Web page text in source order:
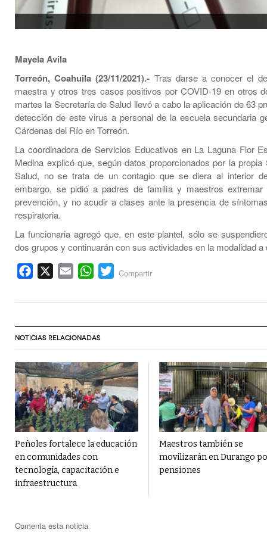
Mayela Avila
Torreón, Coahuila (23/11/2021).- Tras darse a conocer el
maestra y otros tres casos positivos por COVID-19 en otros
martes la Secretaría de Salud llevó a cabo la aplicación de 63
detección de este virus a personal de la escuela secundaria
Cárdenas del Río en Torreón.
La coordinadora de Servicios Educativos en La Laguna Flor
Medina explicó que, según datos proporcionados por la propia
Salud, no se trata de un contagio que se diera al interior
embargo, se pidió a padres de familia y maestros
prevención, y no acudir a clases ante la presencia de
respiratoria.
La funcionaria agregó que, en este plantel, sólo se
dos grupos y continuarán con sus actividades en la modalidad a
Facebook Email WhatsApp
Twitter
Compartir
NOTICIAS RELACIONADAS
Peñoles fortalece la educación
en comunidades con
tecnología, capacitación e
infraestructura
Maestros también se
movilizarán en Durango
pensiones
Comenta esta noticia